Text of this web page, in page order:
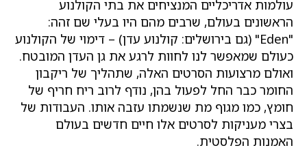
עולמות אדריכליים המנציחים את בתי הקולנוע
הראשונים בעולם, שרבים מהם היו בעלי שם זהה:
"Eden" (גם בירושלים: קולנוע עדן) – דימוי של הקולנוע
כעולם שמאפשר לנו לחוות לרגע את גן העדן המובטח.
ואולם מרצועות הסרטים האלה, שתהליך של ריקבון
החומר כבר החל לפעול בהן, נודף לרוב ריח חריף של
חומץ, כמו מגוף מת שנשמתו עזבה אותו. העבודות של
בצרי מעניקות לסרטים אלו חיים חדשים בעולם
האמנות הפלסטית.